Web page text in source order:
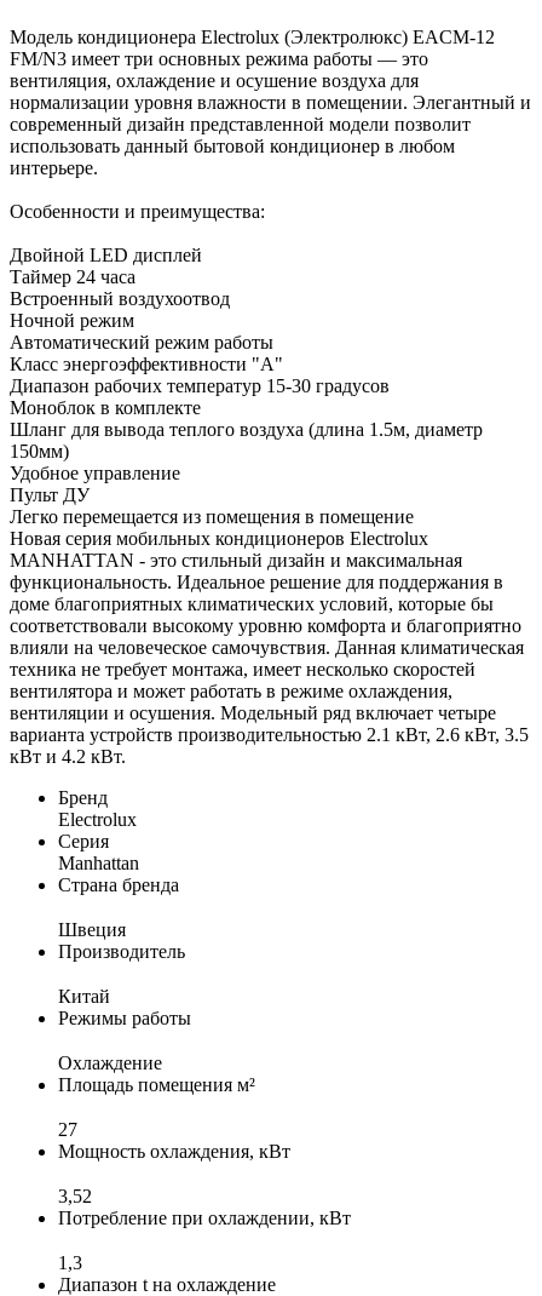
Модель кондиционера Electrolux (Электролюкс) EACM-12
FM/N3 имеет три основных режима работы — это
вентиляция, охлаждение и осушение воздуха для
нормализации уровня влажности в помещении. Элегантный и
современный дизайн представленной модели позволит
использовать данный бытовой кондиционер в любом
интерьере.
Особенности и преимущества:
Двойной LED дисплей
Таймер 24 часа
Встроенный воздухоотвод
Ночной режим
Автоматический режим работы
Класс энергоэффективности "А"
Диапазон рабочих температур 15-30 градусов
Моноблок в комплекте
Шланг для вывода теплого воздуха (длина 1.5м, диаметр
150мм)
Удобное управление
Пульт ДУ
Легко перемещается из помещения в помещение
Новая серия мобильных кондиционеров Electrolux
MANHATTAN - это стильный дизайн и максимальная
функциональность. Идеальное решение для поддержания в
доме благоприятных климатических условий, которые бы
соответствовали высокому уровню комфорта и благоприятно
влияли на человеческое самочувствия. Данная климатическая
техника не требует монтажа, имеет несколько скоростей
вентилятора и может работать в режиме охлаждения,
вентиляции и осушения. Модельный ряд включает четыре
варианта устройств производительностью 2.1 кВт, 2.6 кВт, 3.5
кВт и 4.2 кВт.
Бренд
Electrolux
Серия
Manhattan
Страна бренда
Швеция
Производитель
Китай
Режимы работы
Охлаждение
Площадь помещения м²
27
Мощность охлаждения, кВт
3,52
Потребление при охлаждении, кВт
1,3
Диапазон t на охлаждение